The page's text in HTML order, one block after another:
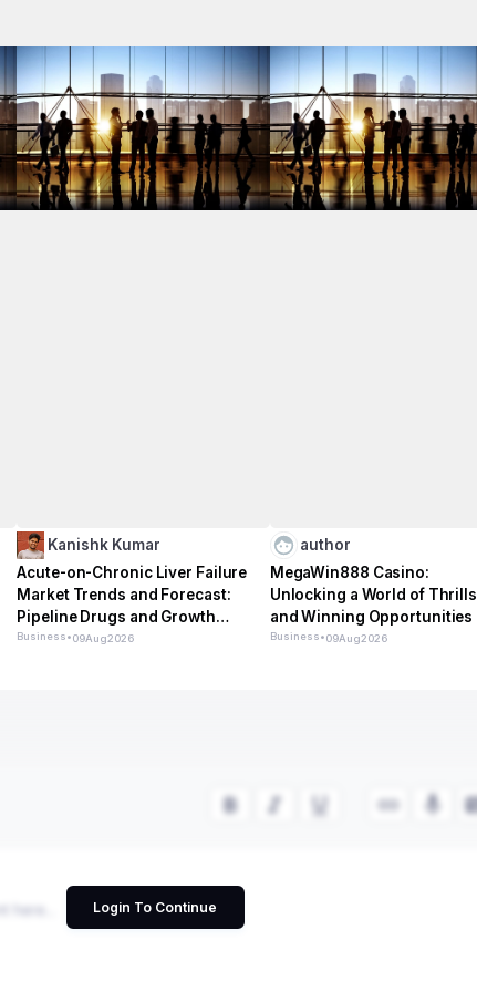
Kanishk Kumar
Acute-on-Chronic Liver Failure
Market Trends and Forecast:
Pipeline Drugs and Growth
Dynamics
Business•09Aug2026
author
MegaWin888 Casino:
Unlocking a World of Thrills
and Winning Opportunities
Business•09Aug2026
Login To Continue